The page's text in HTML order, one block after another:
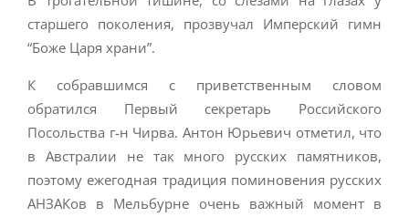
старшего поколения, прозвучал Имперский гимн
“Боже Царя храни”.
К собравшимся с приветственным словом
обратился Первый секретарь Российского
Посольства г-н Чирва. Антон Юрьевич отметил, что
в Австралии не так много русских памятников,
поэтому ежегодная традиция поминовения русских
АНЗАКов в Мельбурне очень важный момент в